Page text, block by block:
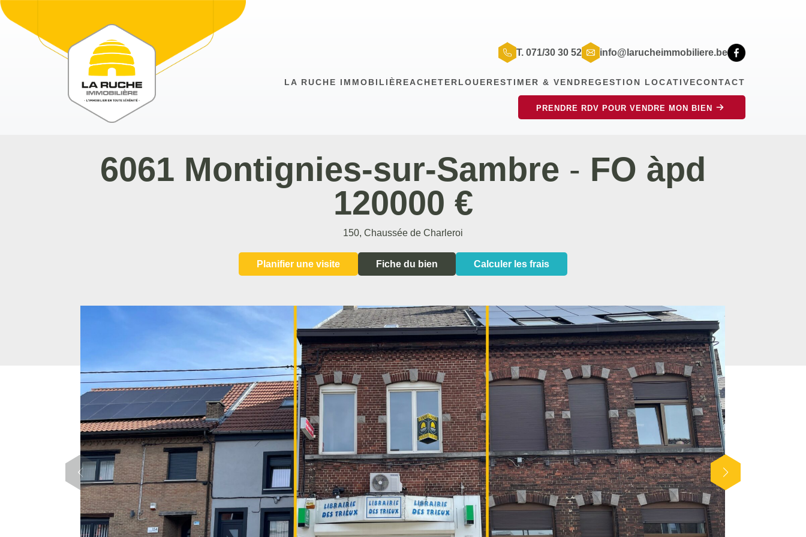
T. 071/30 30 52 info@larucheimmobiliere.be
LA RUCHE IMMOBILIÈREACHETERLOUERESTIMER & VENDREGESTION LOCATIVECONTACT
PRENDRE RDV POUR VENDRE MON BIEN
6061 Montignies-sur-Sambre - FO àpd
120000 €
150, Chaussée de Charleroi
Planifier une visite Fiche du bien Calculer les frais